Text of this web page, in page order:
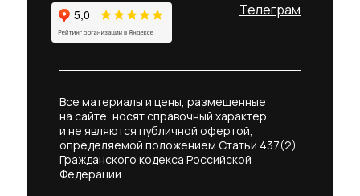
Телеграм
Все материалы и цены, размещенные
на сайте, носят справочный характер
и не являются публичной офертой,
определяемой положением Статьи 437(2)
Гражданского кодекса Российской
Федерации.